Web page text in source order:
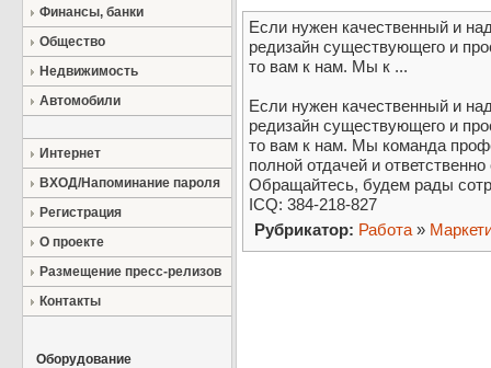
Финансы, банки
Общество
Недвижимость
Автомобили
Интернет
ВХОД/Напоминание пароля
Регистрация
О проекте
Размещение пресс-релизов
Контакты
Оборудование
Если нужен качественный и
редизайн существующего и
то вам к нам. Мы к ...
Если нужен качественный и
редизайн существующего и
то вам к нам. Мы команда
полной отдачей и
Обращайтесь, будем рады
ICQ: 384-218-827
Рубрикатор: Работа»